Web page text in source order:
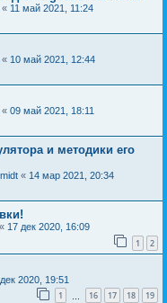
« 11 май 2021, 11:24
« 10 май 2021, 12:44
« 09 май 2021, 18:11
и методики его
« 14 мар 2021, 20:34
« 17 дек 2020, 16:09
1 2
2020, 19:51
1 16 17 18 19